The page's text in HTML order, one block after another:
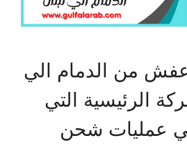
من الدمام الي
الرئيسية التي
في عمليات شحن